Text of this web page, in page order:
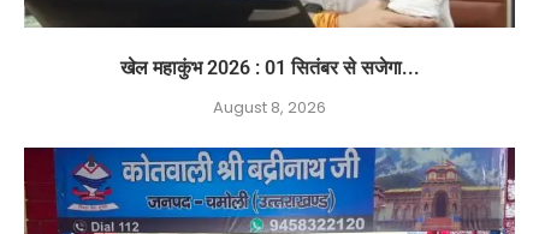
खेल महाकुंभ 2026 : 01 सितंबर से सजेगा...
August 8, 2026